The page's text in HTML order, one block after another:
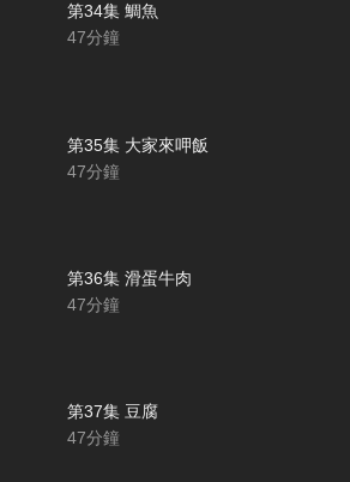
第34集 鯛魚
47分鐘
第35集 大家來呷飯
47分鐘
第36集 滑蛋牛肉
47分鐘
第37集 豆腐
47分鐘